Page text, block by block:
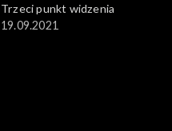
Trzeci punkt widzenia
19.09.2021